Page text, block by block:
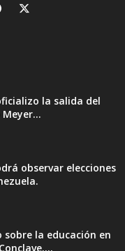
la salida del
observar elecciones
sobre la educación en